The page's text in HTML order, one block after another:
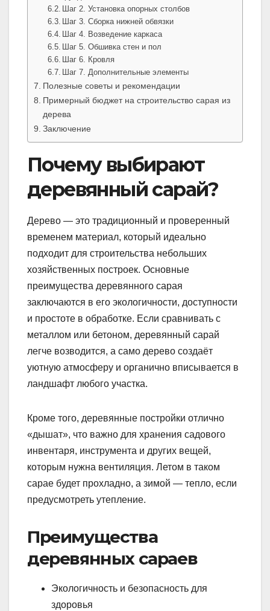
Шаг 2. Установка опорных столбов
Шаг 3. Сборка нижней обвязки
Шаг 4. Возведение каркаса
Шаг 5. Обшивка стен и пол
Шаг 6. Кровля
Шаг 7. Дополнительные элементы
Полезные советы и рекомендации
Примерный бюджет на строительство сарая из
дерева
Заключение
Почему выбирают
деревянный сарай?
Дерево — это традиционный и проверенный
временем материал, который идеально
подходит для строительства небольших
хозяйственных построек. Основные
преимущества деревянного сарая
заключаются в его экологичности, доступности
и простоте в обработке. Если сравнивать с
металлом или бетоном, деревянный сарай
легче возводится, а само дерево создаёт
уютную атмосферу и органично вписывается в
ландшафт любого участка.
Кроме того, деревянные постройки отлично
«дышат», что важно для хранения садового
инвентаря, инструмента и других вещей,
которым нужна вентиляция. Летом в таком
сарае будет прохладно, а зимой — тепло, если
предусмотреть утепление.
Преимущества
деревянных сараев
Экологичность и безопасность для
здоровья